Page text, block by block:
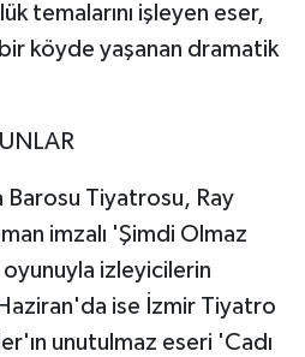
temalarını işleyen eser,
köyde yaşanan dramatik
Tiyatrosu, Ray
imzalı 'Şimdi Olmaz
izleyicilerin
Haziran'da ise İzmir Tiyatro
unutulmaz eseri 'Cadı